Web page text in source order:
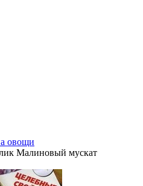
овощи
Малиновый мускат